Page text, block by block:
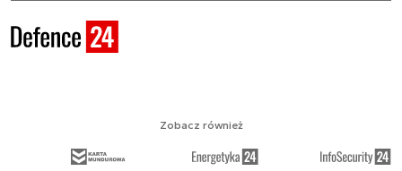
Zobacz również